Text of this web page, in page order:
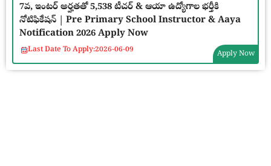
7వ, ఇంటర్ అర్హతతో 5,538 టీచర్ & ఆయా ఉద్యోగాల భర్తీకి
నోటిఫికేషన్ | Pre Primary School Instructor & Aaya
Notification 2026 Apply Now
Last Date To Apply:2026-06-09 Apply Now